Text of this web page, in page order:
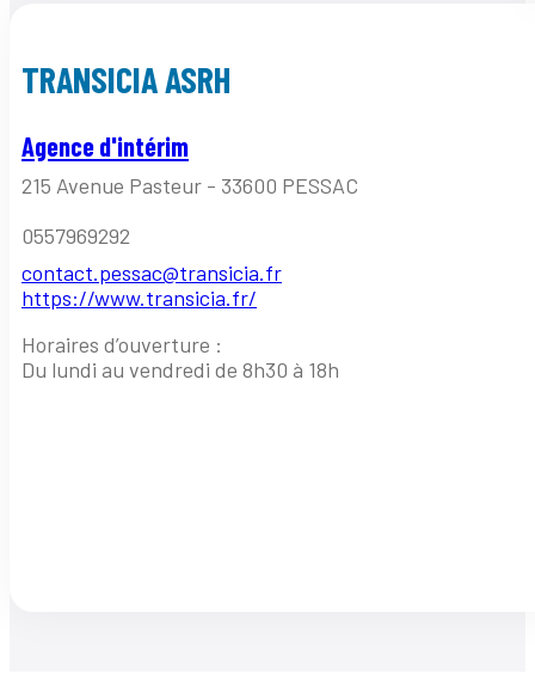
TRANSICIA ASRH
Agence d'intérim
215 Avenue Pasteur - 33600 PESSAC
0557969292
contact.pessac@transicia.fr
https://www.transicia.fr/
Horaires d’ouverture :
Du lundi au vendredi de 8h30 à 18h